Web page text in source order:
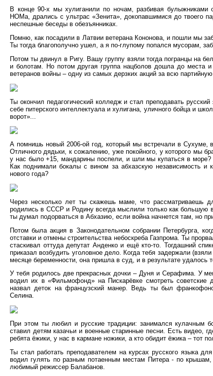
В конце 90-х мы хулиганили по ночам, разбивая булыжниками
НОМа, дрались с ультрас «Зенита», докопавшимися до твоего
неспешные беседы в обезъянниках.
Помню, как посадили в Латвии ветерана Кононова, и пошли мы
Ты тогда благополучно ушел, а я по-глупому попался мусорам,
Потом ты двинул в Ригу. Вашу группу взяли тогда погранцы на
и болотам. Но потом другая группа нацболов дошла до места
ветеранов войны – одну из самых дерзких акций за всю
Ты окончил педагогический колледж и стал преподавать
себе питерского интеллектуала и хулигана, уличного бойца и
ворот»...
А помнишь новый 2006-ой год, который мы встречали в Сухуме,
Отличного дядьки, к сожалению, уже покойного, у которого мы
у нас было +15, мандарины поспели, и шли мы купаться в море?
Как поднимали бокалы с вином за абхазскую независимость и
нового года?
Через несколько лет ты скажешь маме, что рассматриваешь
родились в СССР и Родину всегда мыслили только как большую
ты думал подорваться в Абхазию, если война начнется там, но
Потом была акция в Законодательном собрании Петербурга,
отставки и отмены строительства небоскреба Газпрома. Ты
стаскивал оттуда депутат Анденко и ещё кто-то. Тогдашний
приказал возбудить уголовное дело. Когда тебя задержали
месяце беременности, она пришла в суд, и в результате удалось
У тебя родилось две прекрасных дочки – Дуня и Серафима. У
водил их в «Фильмофонд» на Пискарёвке смотреть
назвал деток на французский манер. Ведь ты был
Селина.
При этом ты любил и русские традиции: занимался кулачным
ставил детям казачьи и военные старинные песни. Есть видео,
ребята ёжики, у нас в кармане ножики, а кто обидит ёжика – тот
Ты стал работать преподавателем на курсах русского языка
водил гулять по разным потаенным местам Питера - по
любимый режиссер Балабанов.